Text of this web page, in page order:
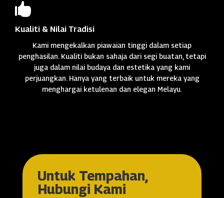

Kualiti & Nilai Tradisi
Kami mengekalkan piawaian tinggi dalam setiap
penghasilan. Kualiti bukan sahaja dari segi buatan, tetapi
juga dalam nilai budaya dan estetika yang kami
perjuangkan. Hanya yang terbaik untuk mereka yang
menghargai ketulenan dan elegan Melayu.
Untuk Tempahan,
Hubungi Kami